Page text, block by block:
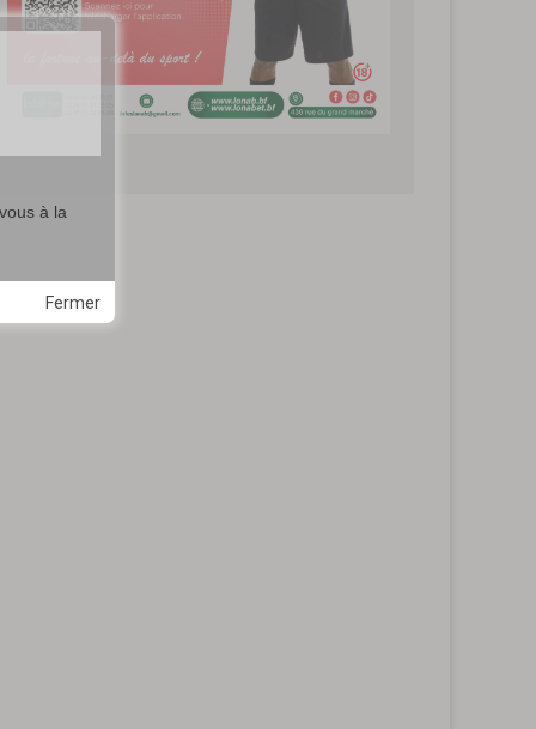
Fermer
à la